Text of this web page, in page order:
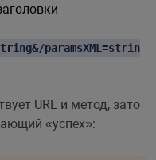
paramsXML=strin
URL и метод, зато
«успех»: